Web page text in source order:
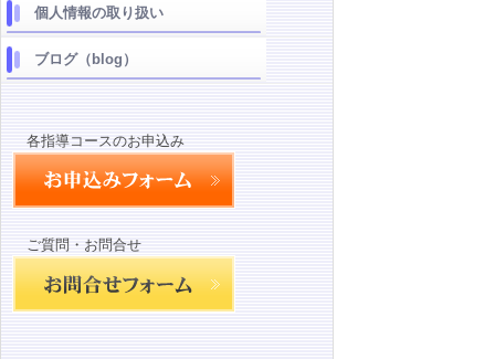
個人情報の取り扱い
ブログ（blog）
各指導コースのお申込み
ご質問・お問合せ